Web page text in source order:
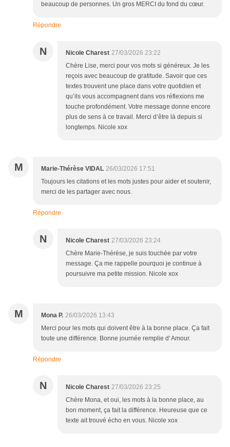
beaucoup de personnes. Un gros MERCI du fond du cœur.
Répondre
N Nicole Charest 27/03/2026 23:22
Chère Lise, merci pour vos mots si généreux. Je les
reçois avec beaucoup de gratitude. Savoir que ces
textes trouvent une place dans votre quotidien et
qu’ils vous accompagnent dans vos réflexions me
touche profondément. Votre message donne encore
plus de sens à ce travail. Merci d’être là depuis si
longtemps. Nicole xox
M Marie-Thérèse VIDAL 26/03/2026 17:51
Toujours les citations et les mots justes pour aider et soutenir,
merci de les partager avec nous.
Répondre
N Nicole Charest 27/03/2026 23:24
Chère Marie-Thérèse, je suis touchée par votre
message. Ça me rappelle pourquoi je continue à
poursuivre ma petite mission. Nicole xox
M Mona P. 26/03/2026 13:43
Merci pour les mots qui doivent être à la bonne place. Ça fait
toute une différence. Bonne journée remplie d' Amour.
Répondre
N Nicole Charest 27/03/2026 23:25
Chère Mona, et oui, les mots à la bonne place, au
bon moment, ça fait la différence. Heureuse que ce
texte ait trouvé écho en vous. Nicole xox